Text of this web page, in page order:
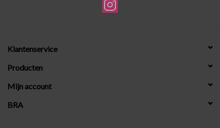
Klantenservice
Producten
Mijn account
BRA